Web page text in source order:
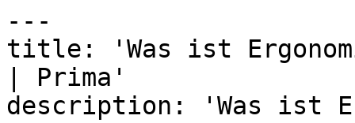
---
title: 'Was ist
| Prima'
description: 'Was ist